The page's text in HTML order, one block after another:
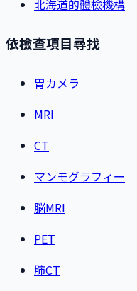
北海道的體檢機構
依檢查項目尋找
胃カメラ
MRI
CT
マンモグラフィー
脳MRI
PET
肺CT